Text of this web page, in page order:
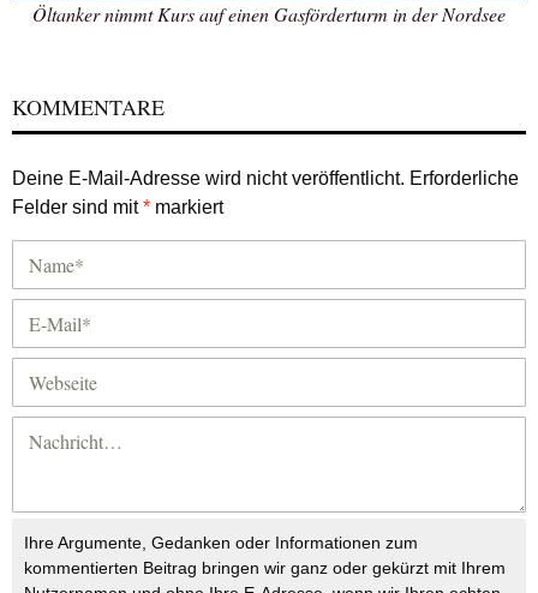
Öltanker nimmt Kurs auf einen Gasförderturm in der Nordsee
KOMMENTARE
Deine E-Mail-Adresse wird nicht veröffentlicht. Erforderliche
Felder sind mit* markiert
Ihre Argumente, Gedanken oder Informationen zum
kommentierten Beitrag bringen wir ganz oder gekürzt mit Ihrem